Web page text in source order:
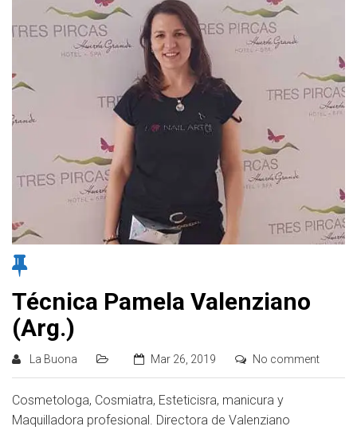
Técnica Pamela Valenziano
(Arg.)
La Buona Mar 26, 2019 No comment
Cosmetologa, Cosmiatra, Esteticisra, manicura y
Maquilladora profesional. Directora de Valenziano